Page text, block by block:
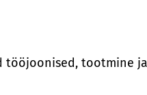
tööjoonised, tootmine